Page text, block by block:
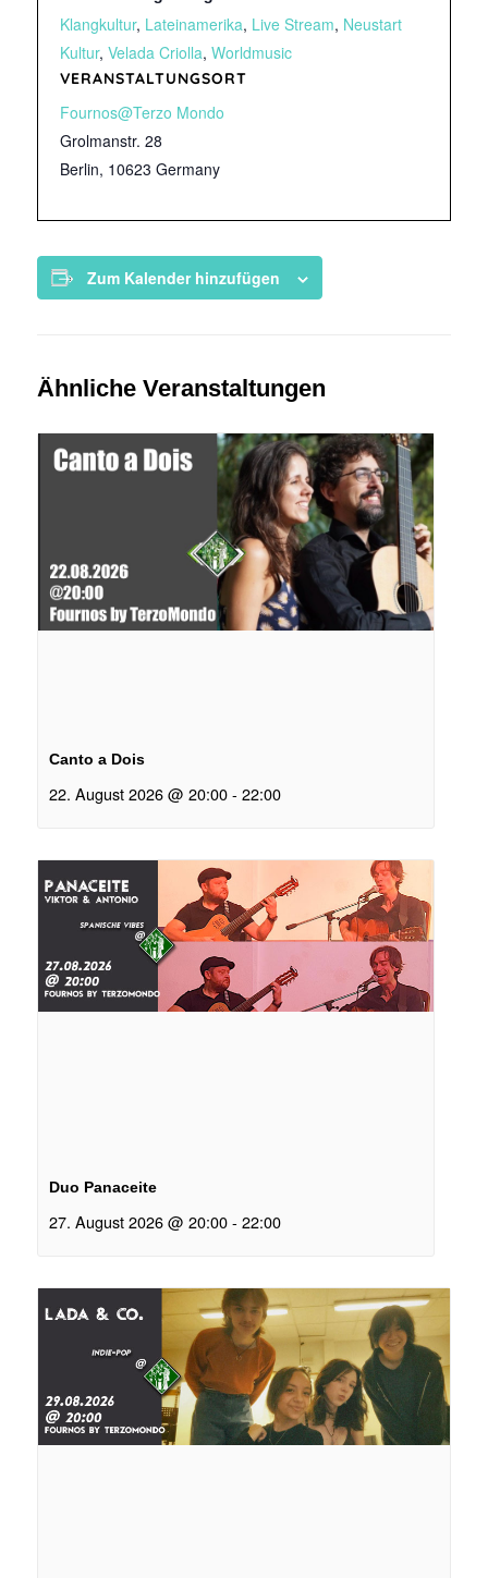
Klangkultur, Lateinamerika, Live Stream, Neustart
Kultur, Velada Criolla, Worldmusic
VERANSTALTUNGSORT
Fournos@Terzo Mondo
Grolmanstr. 28
Berlin, 10623 Germany
Zum Kalender hinzufügen
Ähnliche Veranstaltungen
Canto a Dois
22. August 2026 @ 20:00 - 22:00
Duo Panaceite
27. August 2026 @ 20:00 - 22:00